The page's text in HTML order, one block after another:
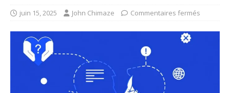
juin 15, 2025 John Chimaze Commentaires fermés